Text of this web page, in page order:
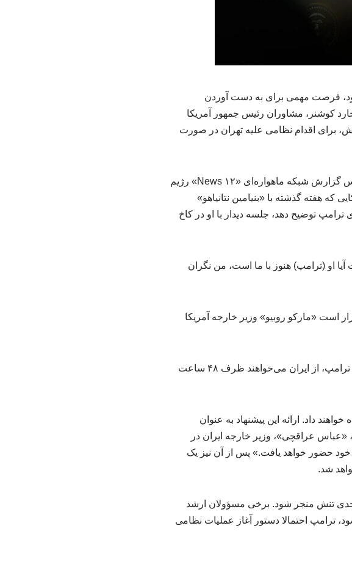
فرصت مهمی برای به دست آوردن
کوشنر، مشاوران رئیس جمهور آمریکا
برای اقدام نظامی علیه تهران در صورت
به گزارش سازمان نظام پزشکی ارومیه چه وظایف و تعاریفی دارد؟، بر اساس گزارش شبکه ماهواره‌ای «News ۱۲» رژیم
که هفته گذشته با «بنیامین نتانیاهو»
توضیح دهد، جلسه دیدار با او در کاخ
آیا او (ترامپ) هنوز با ما است، من نگران
است «مارکو روبیو» وزیر خارجه آمریکا
پیشتر جمعی از مسؤولان ارشد آمریکایی اعلام کردند با توجه به سخنرانی آتی ترامپ، از ایران می‌خواهند ظرف ۴۸ ساعت
داد. ارائه این پیشنهاد به عنوان
عراقچی»، وزیر خارجه ایران در
حضور خواهد یافت.» پس از آن نیز یک
شد.
جدی تنش منجر شود. برخی مسؤولان ارشد
ترامپ احتمالا دستور آغاز عملیات نظامی